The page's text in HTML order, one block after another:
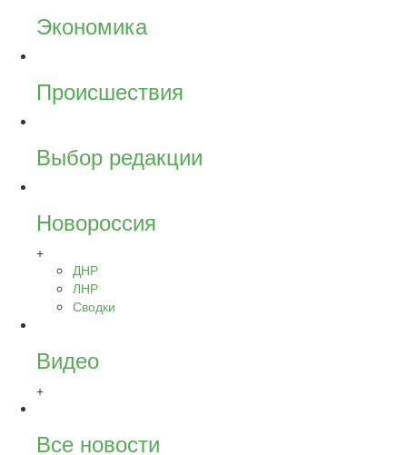
Экономика
Происшествия
Выбор редакции
Новороссия
+
ДНР
ЛНР
Сводки
Видео
+
Все новости